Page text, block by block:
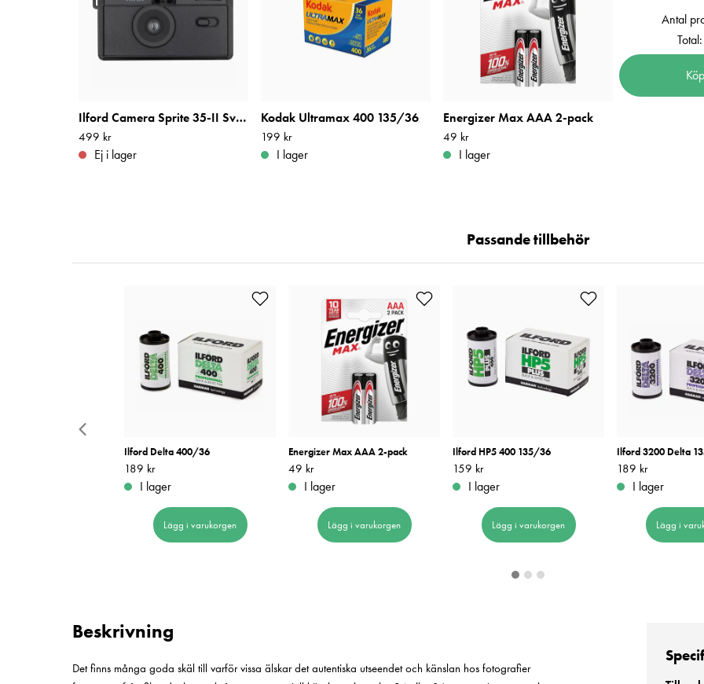
Ilford Camera Sprite 35-II Svart
Pris: 499 kr
499 kr
Ej i lager
Kodak Ultramax 400 135/36
Pris: 199 kr
199 kr
I lager
Energizer Max AAA 2-pack
Pris :49 kr
49 kr
I lager
Antal
Total:
Passande tillbehör
Ilford Delta 400/36
Pris: 189 kr
189 kr
I lager
Lägg i varukorgen
Energizer Max AAA 2-pack
Pris :49 kr
49 kr
I lager
Lägg i varukorgen
Ilford HP5 400 135/36
Pris: 159 kr
159 kr
I lager
Lägg i varukorgen
Ilford 3200 Delta
Pris: 189 kr
189 kr
I lager
Lägg i
Beskrivning
Det finns många goda skäl till varför vissa älskar det autentiska utseendet och känslan hos fotografier